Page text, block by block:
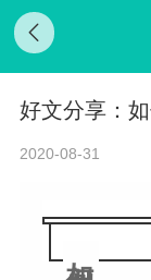
好文分享：
2020-08-31
如何制作宽带表